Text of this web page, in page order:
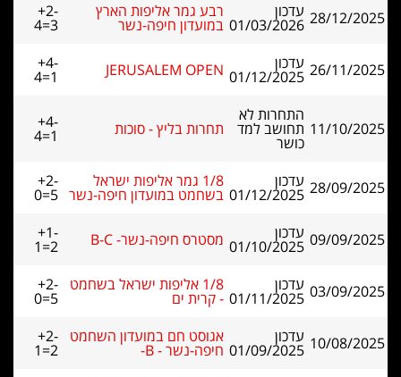
28/12/2025 עדכון
01/03/2026
רבע גמר אליפות הארץ
במועדון חיפה-נשר
+2-
4=3
26/11/2025 עדכון
01/12/2025
JERUSALEM OPEN
+4-
4=1
11/10/2025
התחרות לא
תחושב למד
כושר
תחרות בליץ - סוכות +4-
4=1
28/09/2025 עדכון
01/12/2025
1/8 גמר אליפות ישראל
בשחמט במועדון חיפה-נשר
+2-
0=5
09/09/2025 עדכון
01/10/2025 מסטרס חיפה-נשר- B-C +1-
1=2
03/09/2025 עדכון
01/11/2025
1/8 אליפות ישראל בשחמט
- קרית ים
+2-
0=5
10/08/2025 עדכון
01/09/2025
אגוסט חם במועדון השחמט
חיפה-נשר - B-
+2-
1=2